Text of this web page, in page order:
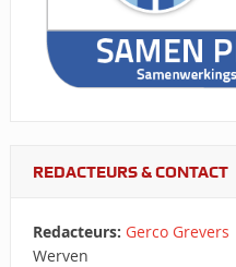
REDACTEURS & CONTACT
Redacteurs: Gerco Grevers
Werven